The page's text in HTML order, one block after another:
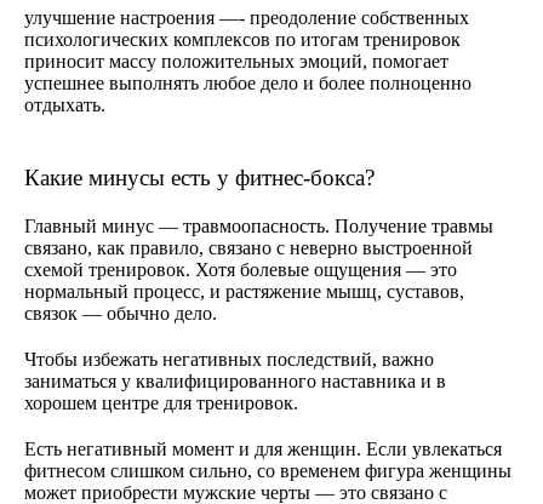
улучшение настроения —- преодоление собственных
психологических комплексов по итогам тренировок
приносит массу положительных эмоций, помогает
успешнее выполнять любое дело и более полноценно
отдыхать.
Какие минусы есть у фитнес-бокса?
Главный минус — травмоопасность. Получение травмы
связано, как правило, связано с неверно выстроенной
схемой тренировок. Хотя болевые ощущения — это
нормальный процесс, и растяжение мышц, суставов,
связок — обычно дело.
Чтобы избежать негативных последствий, важно
заниматься у квалифицированного наставника и в
хорошем центре для тренировок.
Есть негативный момент и для женщин. Если увлекаться
фитнесом слишком сильно, со временем фигура женщины
может приобрести мужские черты — это связано с